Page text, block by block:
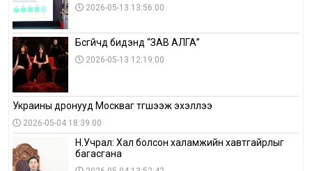
2026-05-13 13:56:00
Бүсгүйчүүд бидэнд “ЗАВ АЛГА”
2026-05-13 12:19:00
Украины дронууд Москваг түгшээж эхэллээ
2026-05-04 18:39:00
Н.Учрал: Хал болсон халамжийн хавтгайрлыг
багасгана